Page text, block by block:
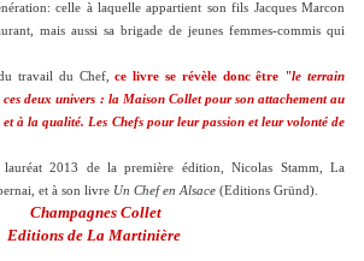
celle à laquelle appartient son fils Jacques Marcon
mais aussi sa brigade de jeunes femmes-commis qui
travail du Chef,ce livre se révèle donc être
"le terrain
deux univers : la Maison Collet pour son attachement au
à la qualité. Les Chefs pour leur passion et leur volonté de
lauréat 2013 de la première édition, Nicolas Stamm, La
et à son livre Un Chef en Alsace (Editions Gründ).
Champagnes Collet
Editions de La Martinière